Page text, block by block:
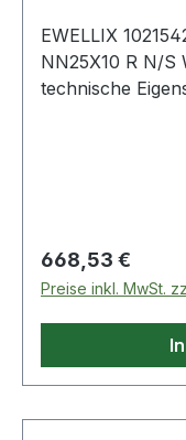
EWELLIX
NN25X10 R N/S
technische
Regulärer Preis:
668,53 €
Preise inkl. MwSt.